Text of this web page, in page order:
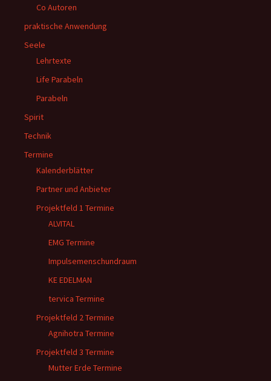
Co Autoren
praktische Anwendung
Seele
Lehrtexte
Life Parabeln
Parabeln
Spirit
Technik
Termine
Kalenderblätter
Partner und Anbieter
Projektfeld 1 Termine
ALVITAL
EMG Termine
Impulsemenschundraum
KE EDELMAN
tervica Termine
Projektfeld 2 Termine
Agnihotra Termine
Projektfeld 3 Termine
Mutter Erde Termine